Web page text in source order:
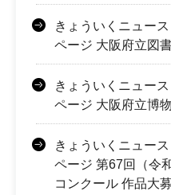
きょういくニュー
ページ 大阪府立図
きょういくニュー
ページ 大阪府立博
きょういくニュー
ページ 第67回（令
コンクール 作品大